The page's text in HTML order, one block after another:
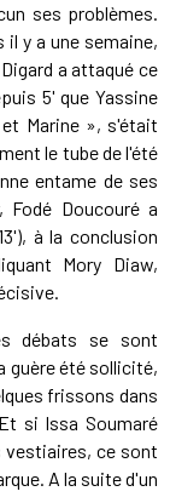
ses problèmes.
y a une semaine,
a attaqué ce
5' que Yassine
Marine », s'était
le tube de l'été
entame de ses
Fodé Doucouré a
à la conclusion
Mory Diaw,
débats se sont
guère été sollicité,
frissons dans
si Issa Soumaré
vestiaires, ce sont
A la suite d'un